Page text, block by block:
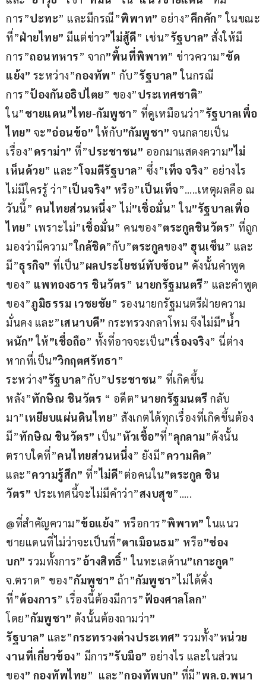
การ”ปะทะ” และมีกรณี”พิพาท” อย่าง”คึกคัก” ในขณะ
ที่”ฝ่ายไทย” มีแต่ข่าว”ไม่สู้ดี” เช่น”รัฐบาล” สั่งให้มี
การ”ถอนทหาร” จาก”พื้นที่พิพาท” ข่าวความ”ขัด
แย้ง” ระหว่าง”กองทัพ” กับ”รัฐบาล” ในกรณี
การ”ป้องกันอธิปไตย” ของ”ประเทศชาติ”
ใน”ชายแดน”ไทย-กัมพูชา” ที่ดูเหมือนว่า”รัฐบาลเพื่อ
ไทย” จะ”อ่อนข้อ” ให้กับ”กัมพูชา” จนกลายเป็น
เรื่อง”ดราม่า” ที่”ประชาชน” ออกมาแสดงความ”ไม่
เห็นด้วย” และ”โจมตีรัฐบาล” ซึ่ง”เท็จ จริง” อย่างไร
ไม่มีใครรู้ ว่า”เป็นจริง” หรือ”เป็นเท็จ”…..เหตุผลคือ ณ
วันนี้” คนไทยส่วนหนึ่ง” ไม่”เชื่อมั่น” ใน”รัฐบาลเพื่อ
ไทย” เพราะไม่”เชื่อมั่น” คนของ”ตระกูลชินวัตร” ที่ถูก
มองว่ามีความ”ใกล้ชิด”กับ”ตระกูลของ” ฮุนเซ็น” และ
มี”ธุรกิจ” ที่เป็น”ผลประโยชน์ทับซ้อน” ดังนั้นคำพูด
ของ” แพทองธาร ชินวัตร” นายกรัฐมนตรี” และคำพูด
ของ”ภูมิธรรม เวชยชัย” รองนายกรัฐมนตรีฝ่ายความ
มั่นคง และ”เสนาบดี” กระทรวงกลาโหม จึงไม่มี”น้ำ
หนัก” ให้”เชื่อถือ” ทั้งที่อาจจะเป็น”เรื่องจริง” นี่ต่าง
หากที่เป็น”วิกฤตศรัทธา”
ระหว่าง”รัฐบาล”กับ”ประชาชน” ที่เกิดขึ้น
หลัง”ทักษิณ ชินวัตร “ อดีต”นายกรัฐมนตรี กลับ
มา”เหยียบแผ่นดินไทย” สังเกตได้ทุกเรื่องที่เกิดขึ้นต้อง
มี”ทักษิณ ชินวัตร” เป็น”หัวเชื้อ”ที่”ลุกลาม”ดังนั้น
ตราบใดที่”คนไทยส่วนหนึ่ง” ยังมี”ความคิด”
และ”ความรู้สึก” ที่”ไม่ดี”ต่อคนใน”ตระกูล ชิน
วัตร” ประเทศนี้จะไม่มีคำว่า”สงบสุข”…..
@ที่สำคัญความ”ข้อแย้ง” หรือการ”พิพาท” ในแนว
ชายแดนที่ไม่ว่าจะเป็นที่”ตาเมือนธม” หรือ”ช่อง
บก” รวมทั้งการ”อ้างสิทธิ์” ในทะเลด้าน”เกาะกูด”
จ.ตราด” ของ”กัมพูชา” ถ้า”กัมพูชา”ไม่ได้ดั่ง
ที่”ต้องการ” เรื่องนี้ต้องมีการ”ฟ้องศาลโลก”
โดย”กัมพูชา” ดังนั้นต้องถามว่า”
รัฐบาล” และ”กระทรวงต่างประเทศ” รวมทั้ง”หน่วย
งานที่เกี่ยวข้อง” มีการ”รับมือ” อย่างไร และในส่วน
ของ” กองทัพไทย”  และ”กองทัพบก” ที่มี”พล.อ.พนา